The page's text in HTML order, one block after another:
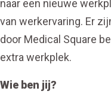
naar een nieuwe
van werkervaring. Er
door Medical Square
extra werkplek.
Wie ben jij?